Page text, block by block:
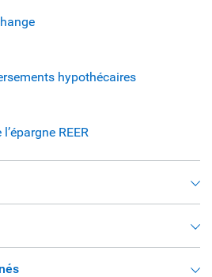
hypothécaires
REER